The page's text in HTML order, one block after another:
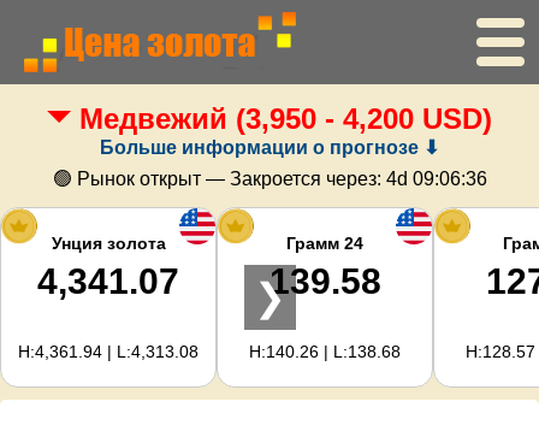
Главная
Цена золота
Цена серебра
Калькулятор золота
Для вебмастеров
Медвежий (3,950 - 4,200 USD)
Больше информации о прогнозе ⬇
🟢 Рынок открыт — Закроется через: 4d 09:06:36
Унция золота
4,341.07
H:4,361.94 | L:4,313.08
Грамм 24
139.58
H:140.26 | L:138.68
❯